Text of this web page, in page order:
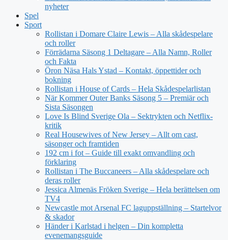
nyheter
Spel
Sport
Rollistan i Domare Claire Lewis – Alla skådespelare
och roller
Förrädarna Säsong 1 Deltagare – Alla Namn, Roller
och Fakta
Öron Näsa Hals Ystad – Kontakt, öppettider och
bokning
Rollistan i House of Cards – Hela Skådespelarlistan
När Kommer Outer Banks Säsong 5 – Premiär och
Sista Säsongen
Love Is Blind Sverige Ola – Sektrykten och Netflix-
kritik
Real Housewives of New Jersey – Allt om cast,
säsonger och framtiden
192 cm i fot – Guide till exakt omvandling och
förklaring
Rollistan i The Buccaneers – Alla skådespelare och
deras roller
Jessica Almenäs Fröken Sverige – Hela berättelsen om
TV4
Newcastle mot Arsenal FC laguppställning – Startelvor
& skador
Händer i Karlstad i helgen – Din kompletta
evenemangsguide